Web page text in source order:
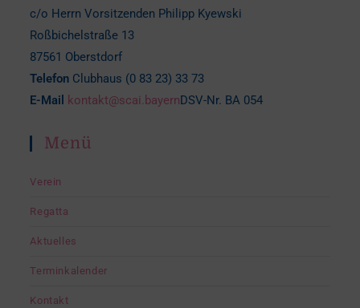
c/o Herrn Vorsitzenden Philipp Kyewski
Roßbichelstraße 13
87561 Oberstdorf
Telefon Clubhaus (0 83 23) 33 73
E-Mail
kontakt@scai.bayernDSV-Nr. BA 054
Menü
Verein
Regatta
Aktuelles
Terminkalender
Kontakt